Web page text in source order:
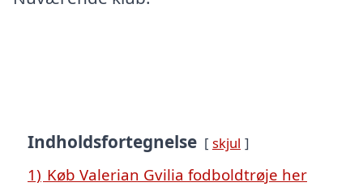
Indholdsfortegnelse skjul
1) Køb Valerian Gvilia fodboldtrøje her